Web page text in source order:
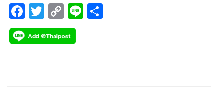
F
ac
e
T
wi
tt
C
o
p
Li